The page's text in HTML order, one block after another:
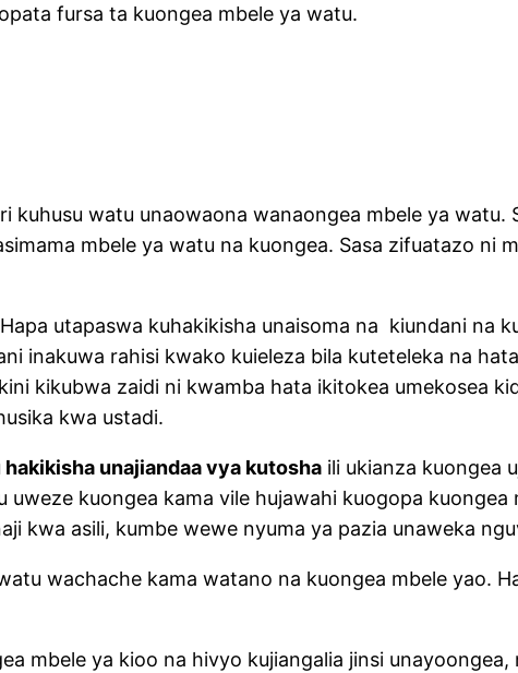
fursa ta kuongea mbele ya watu.
kuhusu watu unaowaona wanaongea mbele ya
mbele ya watu na kuongea. Sasa zifuatazo ni
utapaswa kuhakikisha unaisoma na kiundani na
inakuwa rahisi kwako kuieleza bila kuteteleka na
kikubwa zaidi ni kwamba hata ikitokea umekosea
kwa ustadi.
unajiandaa vya kutosha ili ukianza kuongea
kuongea kama vile hujawahi kuogopa
kwa asili, kumbe wewe nyuma ya pazia unaweka
wachache kama watano na kuongea mbele yao.
mbele ya kioo na hivyo kujiangalia jinsi